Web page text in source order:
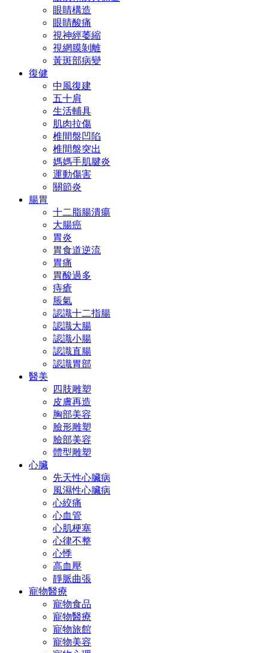
眼睛構造
眼睛酸痛
視神經萎縮
視網膜剝離
黃斑部病變
復健
中風復建
五十肩
生活輔具
肌肉拉傷
椎間盤凹陷
椎間盤突出
媽媽手肌腱炎
運動傷害
關節炎
腸胃
十二脂腸潰瘍
大腸癌
胃炎
胃食道逆流
胃痛
胃酸過多
痔瘡
脹氣
認識十二指腸
認識大腸
認識小腸
認識直腸
認識胃部
醫美
四肢雕塑
皮膚再造
胸部美容
臉形雕塑
臉部美容
體型雕塑
心臟
先天性心臟病
風濕性心臟病
心絞痛
心血管
心肌梗塞
心律不整
心悸
高血壓
靜脈曲張
寵物醫療
寵物食品
寵物醫療
寵物旅館
寵物美容